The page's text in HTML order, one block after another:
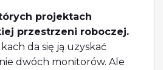
projektach
przestrzeni roboczej.
da się ją uzyskać
dwóch monitorów. Ale